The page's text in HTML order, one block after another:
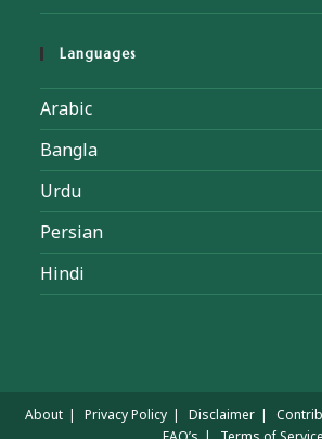
Languages
Arabic
Bangla
Urdu
Persian
Hindi
About Privacy Policy Disclaimer